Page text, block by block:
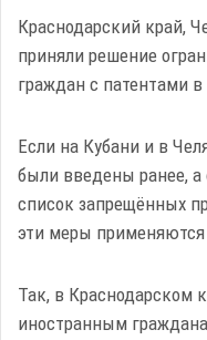
Краснодарский край,
приняли решение
граждан с патентами
Если на Кубани и в
были введены ранее, а
список запрещённых
эти меры
Так, в Краснодарском
иностранным